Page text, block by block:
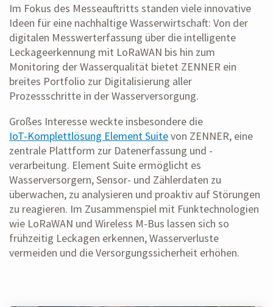
Im Fokus des Messeauftritts standen viele innovative
Ideen für eine nachhaltige Wasserwirtschaft: Von der
digitalen Messwerterfassung über die intelligente
Leckageerkennung mit LoRaWAN bis hin zum
Monitoring der Wasserqualität bietet ZENNER ein
breites Portfolio zur Digitalisierung aller
Prozessschritte in der Wasserversorgung.
Großes Interesse weckte insbesondere die
IoT-Komplettlösung Element Suitevon ZENNER, eine
zentrale Plattform zur Datenerfassung und -
verarbeitung. Element Suite ermöglicht es
Wasserversorgern, Sensor- und Zählerdaten zu
überwachen, zu analysieren und proaktiv auf Störungen
zu reagieren. Im Zusammenspiel mit Funktechnologien
wie LoRaWAN und Wireless M-Bus lassen sich so
frühzeitig Leckagen erkennen, Wasserverluste
vermeiden und die Versorgungssicherheit erhöhen.